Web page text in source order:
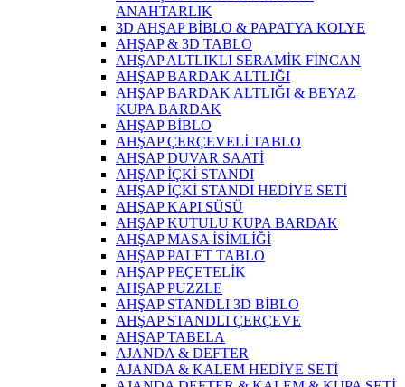
ANAHTARLIK
3D AHŞAP BİBLO & PAPATYA KOLYE
AHŞAP & 3D TABLO
AHŞAP ALTLIKLI SERAMİK FİNCAN
AHŞAP BARDAK ALTLIĞI
AHŞAP BARDAK ALTLIĞI & BEYAZ
KUPA BARDAK
AHŞAP BİBLO
AHŞAP ÇERÇEVELİ TABLO
AHŞAP DUVAR SAATİ
AHŞAP İÇKİ STANDI
AHŞAP İÇKİ STANDI HEDİYE SETİ
AHŞAP KAPI SÜSÜ
AHŞAP KUTULU KUPA BARDAK
AHŞAP MASA İSİMLİĞİ
AHŞAP PALET TABLO
AHŞAP PEÇETELİK
AHŞAP PUZZLE
AHŞAP STANDLI 3D BİBLO
AHŞAP STANDLI ÇERÇEVE
AHŞAP TABELA
AJANDA & DEFTER
AJANDA & KALEM HEDİYE SETİ